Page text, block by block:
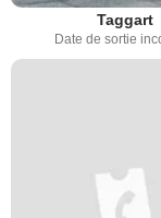
Taggart
Date de sortie